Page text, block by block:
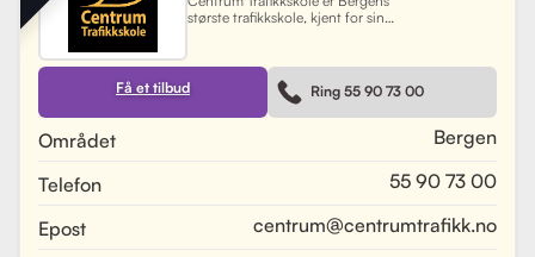
største trafikkskole, kjent for sin
for førerkort i alle klasser, og har et
team av 30 dyktige kjørelærere som
gir undervisning i et trygt og vennlig
miljø. Med lokaler i Bergen sentrum,
elevene best mulig til oppkjøring.
Gjennom en kombinasjon av teori
Få et tilbud Ring 55 90 73 00
Området
Bergen
Telefon
55 90 73 00
Epost
centrum@centrumtrafikk.no